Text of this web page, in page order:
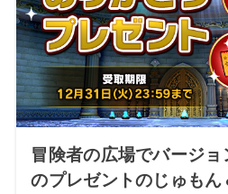
冒険者の広場でバージ
のプレゼントのじゅも